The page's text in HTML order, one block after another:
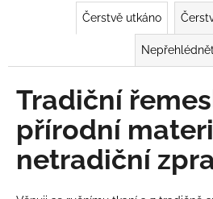
l
o
,
p
ř
Čerstvě utkáno
Tradiční
přírodní
netradiční
í
?